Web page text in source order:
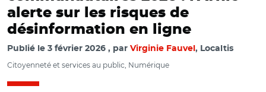
alerte sur les risques de
désinformation en ligne
Publié le 3 février 2026 par Virginie Fauvel , Localtis
Citoyenneté et services au public, Numérique